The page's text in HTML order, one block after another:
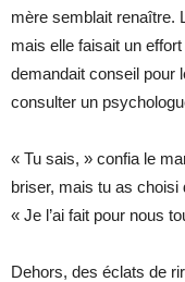
mère semblait renaître.
mais elle faisait un
demandait conseil pour
consulter un
« Tu sais, » confia le
briser, mais tu as choisi
« Je l’ai fait pour nous
Dehors, des éclats de